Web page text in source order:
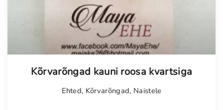
Kõrvarõngad kauni roosa kvartsiga
Ehted, Kõrvarõngad, Naistele